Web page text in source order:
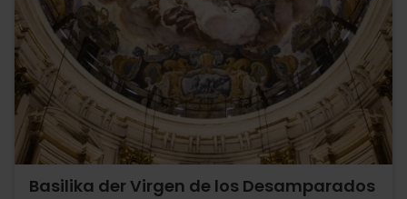
Basilika der Virgen de los Desamparados